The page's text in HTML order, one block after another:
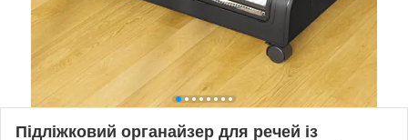
Підліжковий органайзер для речей із